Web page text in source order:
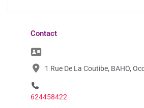
Contact
1 Rue De La Coutibe, BAHO,
624458422